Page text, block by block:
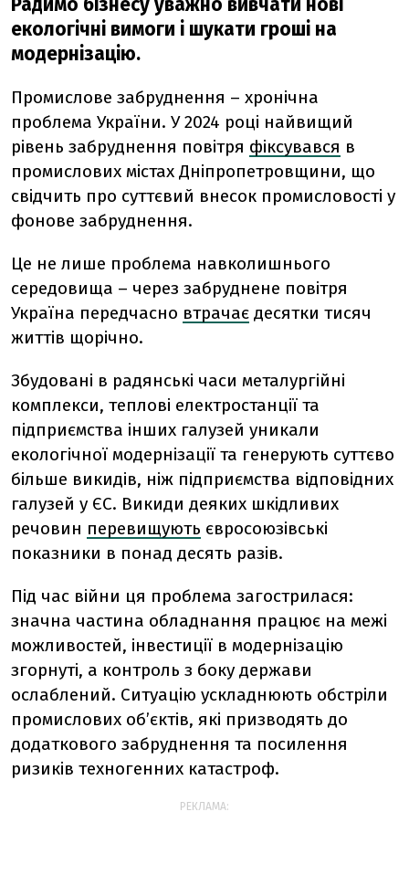
Радимо бізнесу уважно вивчати нові
екологічні вимоги і шукати гроші на
модернізацію.
Промислове забруднення – хронічна
проблема України. У 2024 році найвищий
рівень забруднення повітря фіксувався в
промислових містах Дніпропетровщини, що
свідчить про суттєвий внесок промисловості у
фонове забруднення.
Це не лише проблема навколишнього
середовища – через забруднене повітря
Україна передчасно втрачає десятки тисяч
життів щорічно.
Збудовані в радянські часи металургійні
комплекси, теплові електростанції та
підприємства інших галузей уникали
екологічної модернізації та генерують суттєво
більше викидів, ніж підприємства відповідних
галузей у ЄС. Викиди деяких шкідливих
речовин перевищують євросоюзівські
показники в понад десять разів.
Під час війни ця проблема загострилася:
значна частина обладнання працює на межі
можливостей, інвестиції в модернізацію
згорнуті, а контроль з боку держави
ослаблений. Ситуацію ускладнюють обстріли
промислових об’єктів, які призводять до
додаткового забруднення та посилення
ризиків техногенних катастроф.
РЕКЛАМА: